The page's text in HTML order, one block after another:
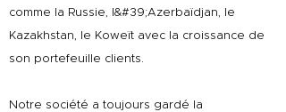
comme la Russie, l&#39;Azerbaïdjan, le
Kazakhstan, le Koweït avec la croissance de
son portefeuille clients.
Notre société a toujours gardé la